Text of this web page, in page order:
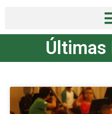
Últimas